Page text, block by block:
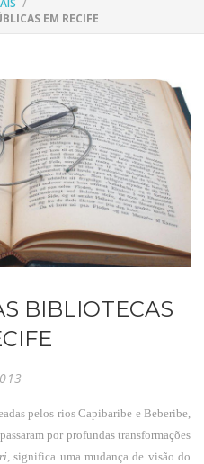
EM RECIFE
BIBLIOTECAS
pelos rios Capibaribe e Beberibe,
por profundas transformações
, significa uma mudança de visão do